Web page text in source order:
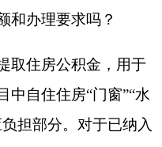
具的购房契税
房人群出台了差
在克州购房，
？